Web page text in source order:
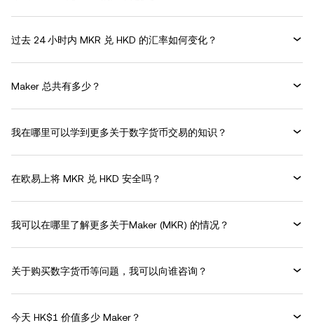
过去 24 小时内 MKR 兑 HKD 的汇率如何变化？
Maker 总共有多少？
我在哪里可以学到更多关于数字货币交易的知识？
在欧易上将 MKR 兑 HKD 安全吗？
我可以在哪里了解更多关于Maker (MKR) 的情况？
关于购买数字货币等问题，我可以向谁咨询？
今天 HK$1 价值多少 Maker？